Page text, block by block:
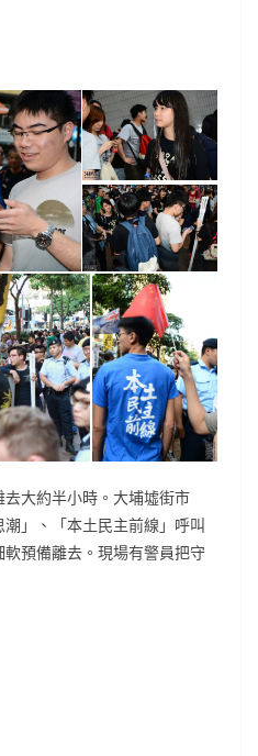
大約半小時。大埔墟街市
」、「本土民主前線」呼叫
預備離去。現場有警員把守